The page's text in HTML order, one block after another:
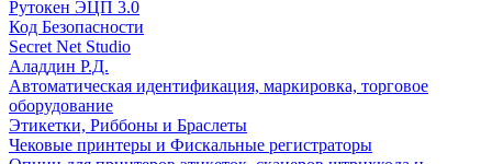
Рутокен ЭЦП 3.0
Код Безопасности
Secret Net Studio
Аладдин Р.Д.
Автоматическая идентификация, маркировка, торговое
оборудование
Этикетки, Риббоны и Браслеты
Чековые принтеры и Фискальные регистраторы